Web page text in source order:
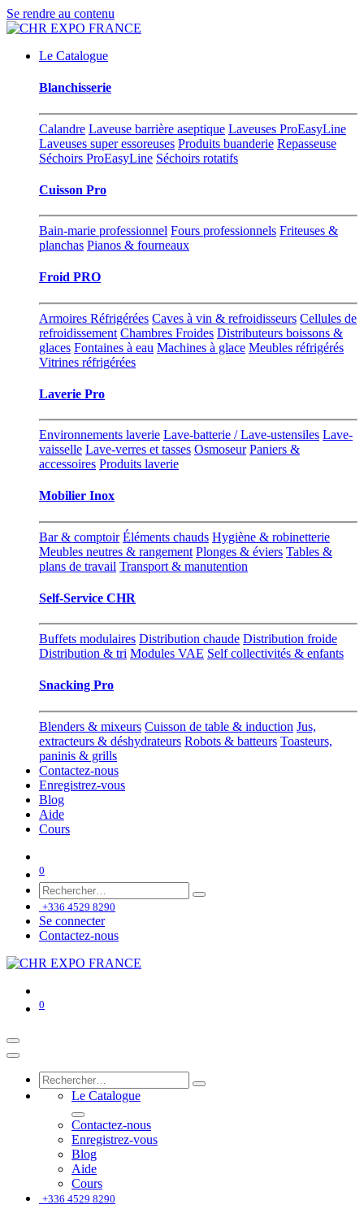
Se rendre au contenu
Le Catalogue
Blanchisserie
Calandre Laveuse barrière aseptique Laveuses ProEasyLine
Laveuses super essoreuses Produits buanderie Repasseuse
Séchoirs ProEasyLine Séchoirs rotatifs
Cuisson Pro
Bain-marie professionnel Fours professionnels Friteuses &
planchas Pianos & fourneaux
Froid PRO
Armoires Réfrigérées Caves à vin & refroidisseurs Cellules de
refroidissement Chambres Froides Distributeurs boissons &
glaces Fontaines à eau Machines à glace Meubles réfrigérés
Vitrines réfrigérées
Laverie Pro
Environnements laverie Lave-batterie / Lave-ustensiles Lave-
vaisselle Lave-verres et tasses Osmoseur Paniers &
accessoires Produits laverie
Mobilier Inox
Bar & comptoir Éléments chauds Hygiène & robinetterie
Meubles neutres & rangement Plonges & éviers Tables &
plans de travail Transport & manutention
Self-Service CHR
Buffets modulaires Distribution chaude Distribution froide
Distribution & tri Modules VAE Self collectivités & enfants
Snacking Pro
Blenders & mixeurs Cuisson de table & induction Jus,
extracteurs & déshydrateurs Robots & batteurs Toasteurs,
paninis & grills
Contactez-nous
Enregistrez-vous
Blog
Aide
Cours
0
+336 4529 8290
Se connecter
Contactez-nous
0
Le Catalogue
Contactez-nous
Enregistrez-vous
Blog
Aide
Cours
+336 4529 8290